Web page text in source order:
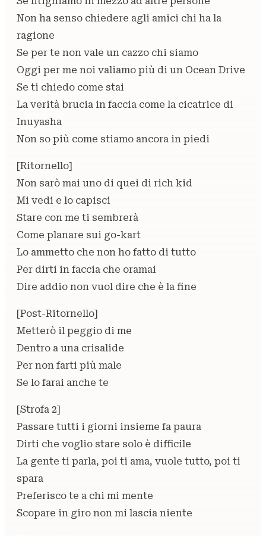
Non ha senso chiedere agli amici chi ha la
ragione
Se per te non vale un cazzo chi siamo
Oggi per me noi valiamo più di un Ocean Drive
Se ti chiedo come stai
La verità brucia in faccia come la cicatrice di
Inuyasha
Non so più come stiamo ancora in piedi
[Ritornello]
Non sarò mai uno di quei di rich kid
Mi vedi e lo capisci
Stare con me ti sembrerà
Come planare sui go-kart
Lo ammetto chе non ho fatto di tutto
Per dirti in faccia che oramai
Dire addio non vuol dirе che è la fine
[Post-Ritornello]
Metterò il peggio di me
Dentro a una crisalide
Per non farti più male
Se lo farai anche te
[Strofa 2]
Passare tutti i giorni insieme fa paura
Dirti che voglio stare solo è difficile
La gente ti parla, poi ti ama, vuole tutto, poi ti
spara
Preferisco te a chi mi mente
Scopare in giro non mi lascia niente